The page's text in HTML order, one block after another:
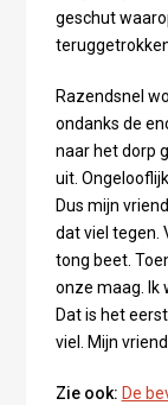
geschut
Razendsnel
ondanks de
naar het dorp
uit.
Dus mijn
dat viel tegen.
tong beet.
onze maag. Ik
Dat is het
viel. Mijn
Zie ook: De